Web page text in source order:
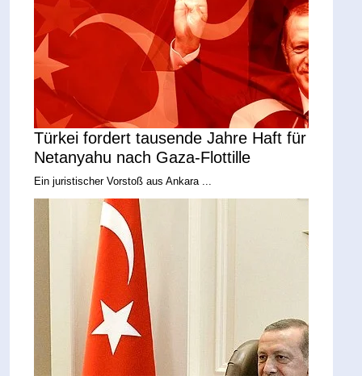
Türkei fordert tausende Jahre Haft für
Netanyahu nach Gaza-Flottille
Ein juristischer Vorstoß aus Ankara ...